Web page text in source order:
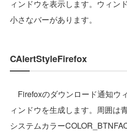
ィンドウを表示します。ウィン
小さなバーがあります。
CAlertStyleFirefox
Firefoxのダウンロード通知ウ
ィンドウを生成します。周囲は
システムカラー